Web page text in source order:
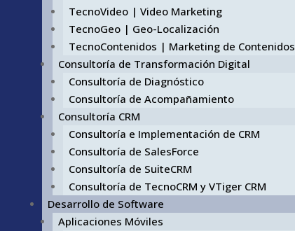
TecnoVideo | Video Marketing
TecnoGeo | Geo-Localización
TecnoContenidos | Marketing de Contenidos
Consultoría de Transformación Digital
Consultoría de Diagnóstico
Consultoría de Acompañamiento
Consultoría CRM
Consultoría e Implementación de CRM
Consultoría de SalesForce
Consultoría de SuiteCRM
Consultoría de TecnoCRM y VTiger CRM
Desarrollo de Software
Aplicaciones Móviles